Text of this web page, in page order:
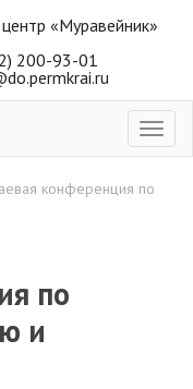
«Муравейник»
200-93-01
конференция по
по
и